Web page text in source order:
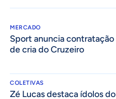
MERCADO
Sport anuncia contratação
de cria do Cruzeiro
COLETIVAS
Zé Lucas destaca ídolos do